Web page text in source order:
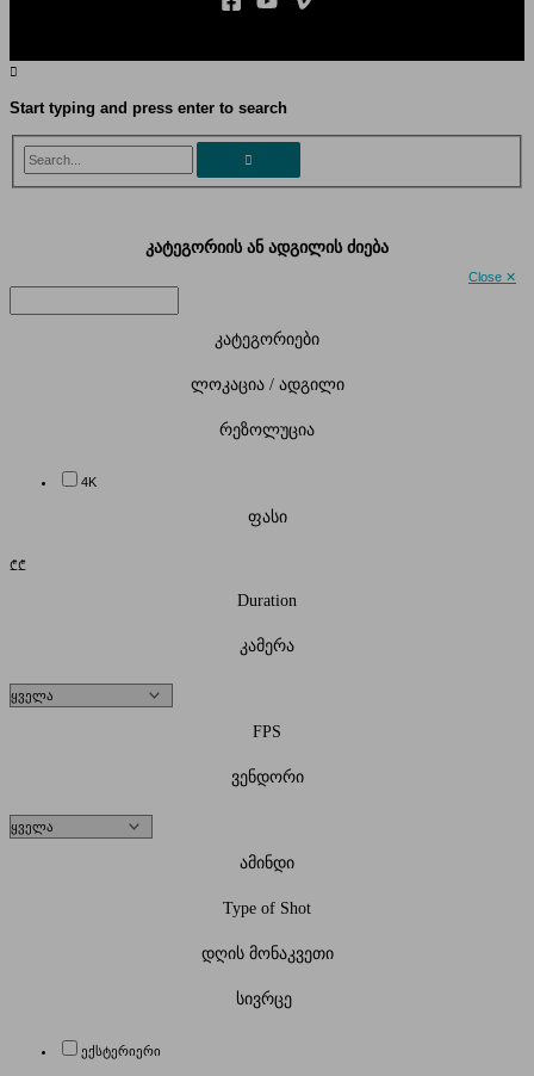
Start typing and press enter to search
Search...
Close ✕
კატეგორიის ან ადგილის ძიება
კატეგორიები
ლოკაცია / ადგილი
რეზოლუცია
4K
ფასი
₾₾
Duration
კამერა
FPS
ვენდორი
ამინდი
Type of Shot
დღის მონაკვეთი
სივრცე
ექსტერიერი